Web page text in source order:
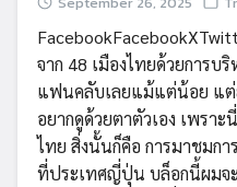
for:
จาก 48 เมืองไทยด้วยการบ
แฟนคลับเลยแม้แต่น้อย แต่
อยากดูด้วยตาตัวเอง เพรา
ไทย สิ่งนั้นก็คือ การมาชมกา
ที่ประเทศญี่ปุ่น บล็อกนี้ผมจ